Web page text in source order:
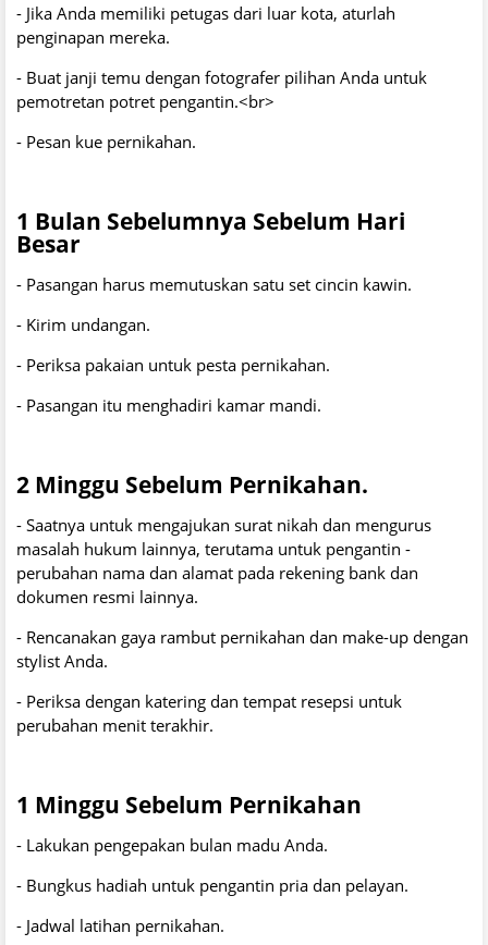
- Jika Anda memiliki petugas dari luar kota, aturlah
penginapan mereka.
- Buat janji temu dengan fotografer pilihan Anda untuk
pemotretan potret pengantin.<br>
- Pesan kue pernikahan.
1 Bulan Sebelumnya Sebelum Hari
Besar
- Pasangan harus memutuskan satu set cincin kawin.
- Kirim undangan.
- Periksa pakaian untuk pesta pernikahan.
- Pasangan itu menghadiri kamar mandi.
2 Minggu Sebelum Pernikahan.
- Saatnya untuk mengajukan surat nikah dan mengurus
masalah hukum lainnya, terutama untuk pengantin -
perubahan nama dan alamat pada rekening bank dan
dokumen resmi lainnya.
- Rencanakan gaya rambut pernikahan dan make-up dengan
stylist Anda.
- Periksa dengan katering dan tempat resepsi untuk
perubahan menit terakhir.
1 Minggu Sebelum Pernikahan
- Lakukan pengepakan bulan madu Anda.
- Bungkus hadiah untuk pengantin pria dan pelayan.
- Jadwal latihan pernikahan.